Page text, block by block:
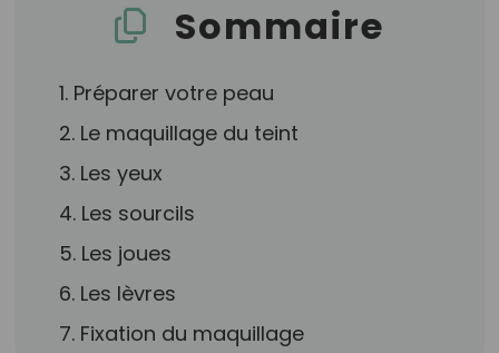
Sommaire
1. Préparer votre peau
2. Le maquillage du teint
3. Les yeux
4. Les sourcils
5. Les joues
6. Les lèvres
7. Fixation du maquillage